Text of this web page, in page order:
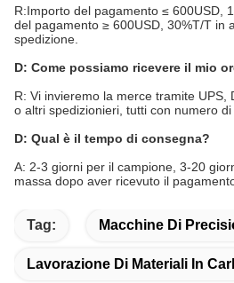
R:Importo del pagamento ≤ 600USD,
del pagamento ≥ 600USD, 30%T/T in
spedizione.
D: Come possiamo ricevere il mio
R: Vi invieremo la merce tramite UPS,
o altri spedizionieri, tutti con numero di
D: Qual è il tempo di consegna?
A: 2-3 giorni per il campione, 3-20
massa dopo aver ricevuto il
Tag: Macchine Di
Lavorazione Di Materiali In